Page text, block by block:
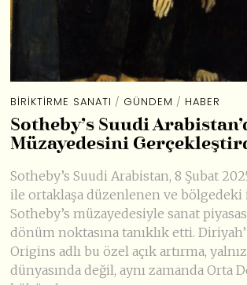
BIRIKTIRME SANATI / GÜNDEM / HABER
Sotheby’s Suudi
Müzayedesini
Sotheby’s Suudi Arabistan, 8 Şubat
ile ortaklaşa düzenlenen ve bölgedeki
Sotheby’s müzayedesiyle sanat
dönüm noktasına tanıklık etti.
Origins adlı bu özel açık artırma,
dünyasında değil, aynı zamanda Orta